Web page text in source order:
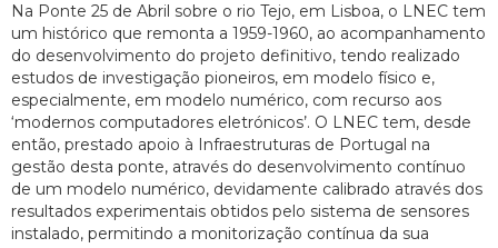
Na Ponte 25 de Abril sobre o rio Tejo, em Lisboa, o LNEC tem
um histórico que remonta a 1959-1960, ao acompanhamento
do desenvolvimento do projeto definitivo, tendo realizado
estudos de investigação pioneiros, em modelo físico e,
especialmente, em modelo numérico, com recurso aos
‘modernos computadores eletrónicos’. O LNEC tem, desde
então, prestado apoio à Infraestruturas de Portugal na
gestão desta ponte, através do desenvolvimento contínuo
de um modelo numérico, devidamente calibrado através dos
resultados experimentais obtidos pelo sistema de sensores
instalado, permitindo a monitorização contínua da sua